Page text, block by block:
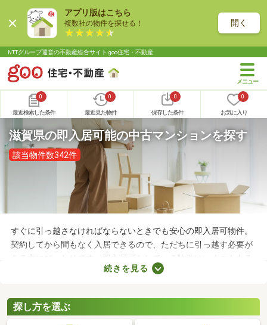
アプリ版はこちら
複数社の物件を探せる！ 開く
NTTグループ運営の不動産総合サイト goo住宅・不動産
0
最近検索した条件
0
最近見た物件
0
保存した条件
0
お気に入り
滋賀県の即入居可能の中古マンションを探す
該当物件数342件
すぐに引っ越さなければならないときでも安心の即入居可物件。
契約してから間もなく入居できるので、ただちに引っ越す必要が
ある方にぴったりです。即入居可としている物件はいくつもある
ので、間取りや購入費用、設備をチェックしたうえで決めましょ
可の中古マンションを紹介します。
続きを見る
探し方を選ぶ